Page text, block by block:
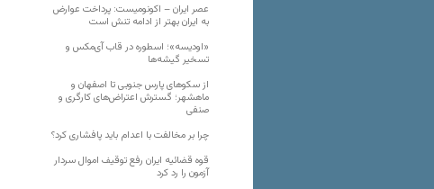
عصر ایران – اکونومیست: پرداخت عوارض
به ایران بهتر از ادامه تنش است
«اودیسه»؛ اسطوره در قاب آی‌مکس و
تسخیر گیشه‌ها
از سکوهای پارس جنوبی تا اصفهان و
ماهشهر؛ گسترش اعتراض‌های کارگری و
صنفی
چرا بر مخالفت با اعدام باید پافشاری کرد؟
قوه قضائیه ایران رفع توقیف اموال سردار
آزمون را رد کرد